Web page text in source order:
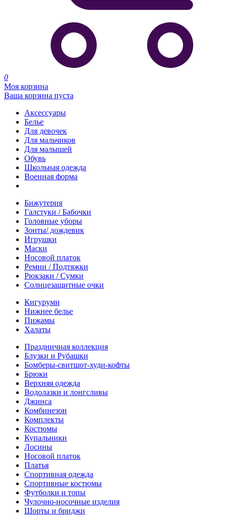
0
Моя корзина
Ваша корзина пуста
Аксессуары
Белье
Для девочек
Для мальчиков
Для малышей
Обувь
Школьная одежда
Военная форма
Бижутерия
Галстуки / Бабочки
Головные уборы
Зонты/ дождевик
Игрушки
Маски
Носовой платок
Ремни / Подтяжки
Рюкзаки / Сумки
Солнцезащитные очки
Кигуруми
Нижнее белье
Пижамы
Халаты
Праздничная коллекция
Блузки и Рубашки
Бомберы-свитшот-худи-кофты
Брюки
Верхняя одежда
Водолазки и лонгсливы
Джинса
Комбинезон
Комплекты
Костюмы
Купальники
Лосины
Носовой платок
Платья
Спортивная одежда
Спортивные костюмы
Футболки и топы
Чулочно-носочные изделия
Шорты и бриджи